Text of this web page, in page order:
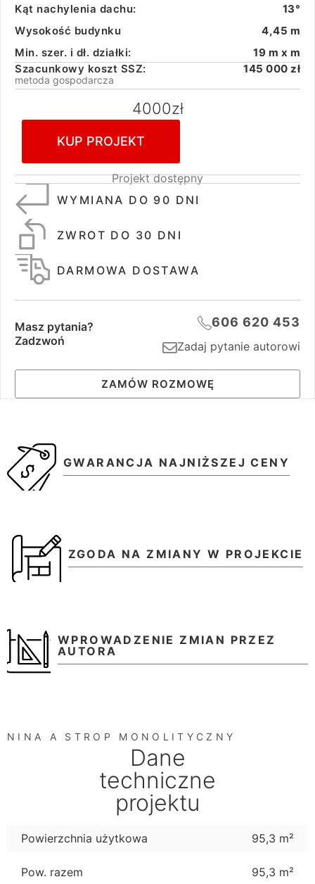
GWARANCJA NAJNIŻSZEJ CENY
ZGODA NA ZMIANY W PROJEKCIE
WPROWADZENIE ZMIAN PRZEZ
AUTORA
NINA A STROP MONOLITYCZNY
Dane
techniczne
projektu
Powierzchnia użytkowa 95,3 m²
Pow. razem 95,3 m²
Kąt nachylenia dachu:
13°
Wysokość budynku
4,45 m
Min. szer. i dł. działki:
19 m x m
Szacunkowy koszt SSZ:
145 000 zł
metoda gospodarcza
4000zł
KUP PROJEKT
Projekt dostępny
WYMIANA DO 90 DNI
ZWROT DO 30 DNI
DARMOWA DOSTAWA
Masz pytania?
Zadzwoń
606 620 453
Zadaj pytanie autorowi
ZAMÓW ROZMOWĘ